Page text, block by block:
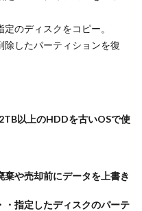
ディスクをコピー。
したパーティションを復
以上のHDDを古いOSで使
却前にデータを上書き
・指定したディスクのパーテ